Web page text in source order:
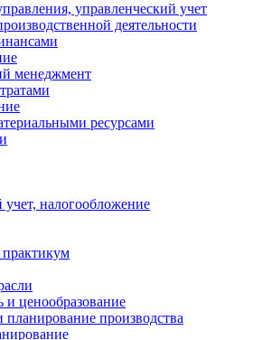
управленческий учет
деятельности
менеджмент
ресурсами
учет, налогообложение
и ценообразование
планирование производства